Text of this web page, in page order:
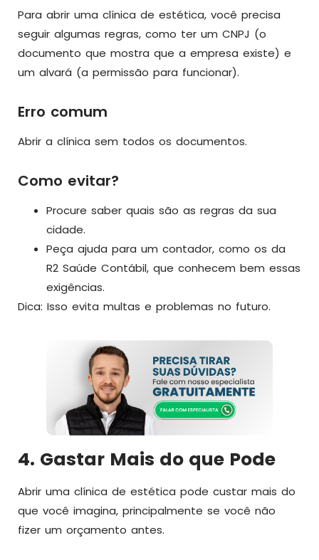
Para abrir uma clínica de estética, você precisa
seguir algumas regras, como ter um CNPJ (o
documento que mostra que a empresa existe) e
um alvará (a permissão para funcionar).
Erro comum
Abrir a clínica sem todos os documentos.
Como evitar?
Procure saber quais são as regras da sua
cidade.
Peça ajuda para um contador, como os da
R2 Saúde Contábil, que conhecem bem essas
exigências.
Dica: Isso evita multas e problemas no futuro.
4. Gastar Mais do que Pode
Abrir uma clínica de estética pode custar mais do
que você imagina, principalmente se você não
fizer um orçamento antes.